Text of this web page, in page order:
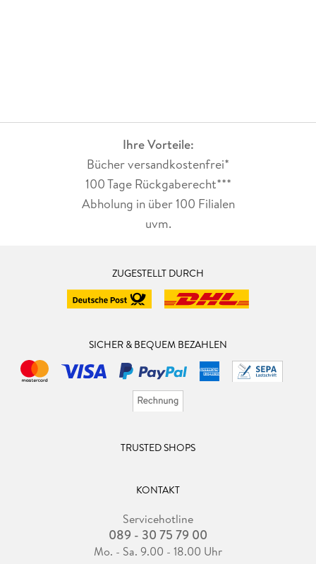
Ihre Vorteile:
Bücher versandkostenfrei*
100 Tage Rückgaberecht***
Abholung in über 100 Filialen
uvm.
ZUGESTELLT DURCH
SICHER & BEQUEM BEZAHLEN
TRUSTED SHOPS
KONTAKT
Servicehotline
089 - 30 75 79 00
Mo. - Sa. 9.00 - 18.00 Uhr